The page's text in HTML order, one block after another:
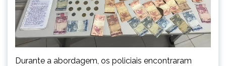
Durante a abordagem, os policiais encontraram